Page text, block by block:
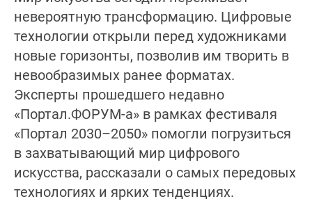
невероятную трансформацию. Цифровые
технологии открыли перед художниками
новые горизонты, позволив им творить в
невообразимых ранее форматах.
Эксперты прошедшего недавно
«Портал.ФОРУМ-а» в рамках фестиваля
«Портал 2030–2050» помогли погрузиться
в захватывающий мир цифрового
искусства, рассказали о самых передовых
технологиях и ярких тенденциях.